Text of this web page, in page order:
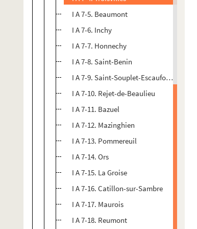
I A 7-5. Beaumont
I A 7-6. Inchy
I A 7-7. Honnechy
I A 7-8. Saint-Benin
I A 7-9. Saint-Souplet-Escaufourt
I A 7-10. Rejet-de-Beaulieu
I A 7-11. Bazuel
I A 7-12. Mazinghien
I A 7-13. Pommereuil
I A 7-14. Ors
I A 7-15. La Groise
I A 7-16. Catillon-sur-Sambre
I A 7-17. Maurois
I A 7-18. Reumont